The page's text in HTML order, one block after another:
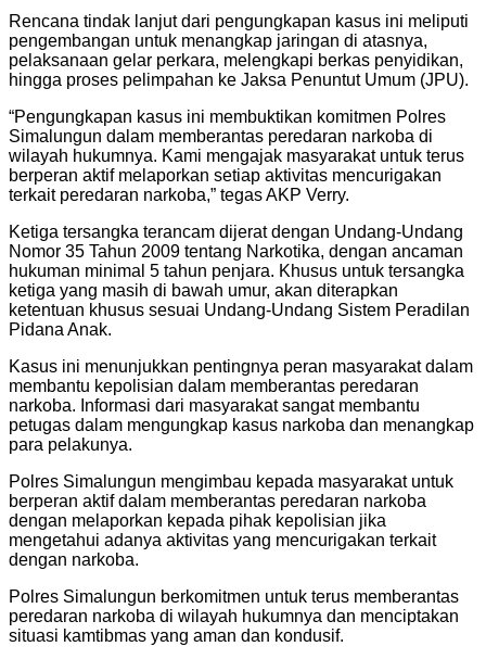
Rencana tindak lanjut dari pengungkapan kasus ini meliputi
pengembangan untuk menangkap jaringan di atasnya,
pelaksanaan gelar perkara, melengkapi berkas penyidikan,
hingga proses pelimpahan ke Jaksa Penuntut Umum (JPU).
“Pengungkapan kasus ini membuktikan komitmen Polres
Simalungun dalam memberantas peredaran narkoba di
wilayah hukumnya. Kami mengajak masyarakat untuk terus
berperan aktif melaporkan setiap aktivitas mencurigakan
terkait peredaran narkoba,” tegas AKP Verry.
Ketiga tersangka terancam dijerat dengan Undang-Undang
Nomor 35 Tahun 2009 tentang Narkotika, dengan ancaman
hukuman minimal 5 tahun penjara. Khusus untuk tersangka
ketiga yang masih di bawah umur, akan diterapkan
ketentuan khusus sesuai Undang-Undang Sistem Peradilan
Pidana Anak.
Kasus ini menunjukkan pentingnya peran masyarakat dalam
membantu kepolisian dalam memberantas peredaran
narkoba. Informasi dari masyarakat sangat membantu
petugas dalam mengungkap kasus narkoba dan menangkap
para pelakunya.
Polres Simalungun mengimbau kepada masyarakat untuk
berperan aktif dalam memberantas peredaran narkoba
dengan melaporkan kepada pihak kepolisian jika
mengetahui adanya aktivitas yang mencurigakan terkait
dengan narkoba.
Polres Simalungun berkomitmen untuk terus memberantas
peredaran narkoba di wilayah hukumnya dan menciptakan
situasi kamtibmas yang aman dan kondusif.